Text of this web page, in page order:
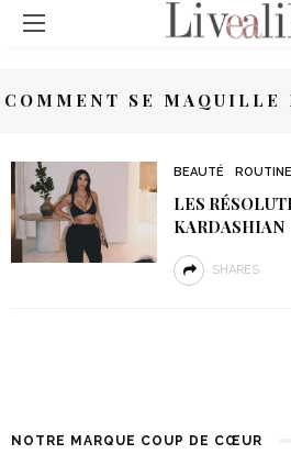
COMMENT SE MAQUILLE
BEAUTÉ
LES
KARDASHIAN
SHARES
NOTRE MARQUE COUP DE CŒUR